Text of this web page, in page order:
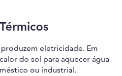
eletricidade. Em
do sol para aquecer água
ou industrial.